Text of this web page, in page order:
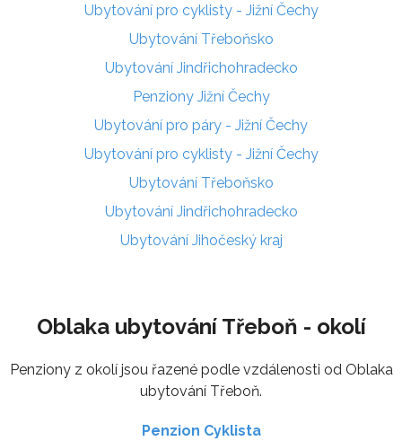
Ubytování pro cyklisty - Jižní Čechy
Ubytování Třeboňsko
Ubytování Jindřichohradecko
Penziony Jižní Čechy
Ubytování pro páry - Jižní Čechy
Ubytování pro cyklisty - Jižní Čechy
Ubytování Třeboňsko
Ubytování Jindřichohradecko
Ubytování Jihočeský kraj
Oblaka ubytování Třeboň - okolí
Penziony z okolí jsou řazené podle vzdálenosti od Oblaka
ubytování Třeboň.
Penzion Cyklista